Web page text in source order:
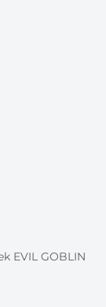
EVIL GOBLIN